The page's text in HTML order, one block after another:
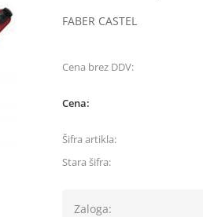
FABER CASTEL
Cena brez DDV:
Cena:
Šifra artikla:
Stara šifra:
Zaloga: